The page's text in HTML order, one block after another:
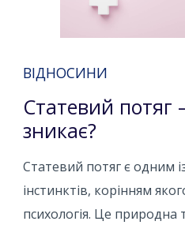
ВІДНОСИНИ
Статевий потяг
зникає?
Статевий потяг є одним
інстинктів, корінням
психологія. Це